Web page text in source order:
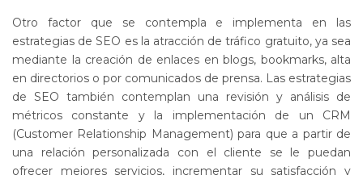
Otro factor que se contempla e implementa en las
estrategias de SEO es la atracción de tráfico gratuito, ya sea
mediante la creación de enlaces en blogs, bookmarks, alta
en directorios o por comunicados de prensa. Las estrategias
de SEO también contemplan una revisión y análisis de
métricos constante y la implementación de un CRM
(Customer Relationship Management) para que a partir de
una relación personalizada con el cliente se le puedan
ofrecer mejores servicios, incrementar su satisfacción y